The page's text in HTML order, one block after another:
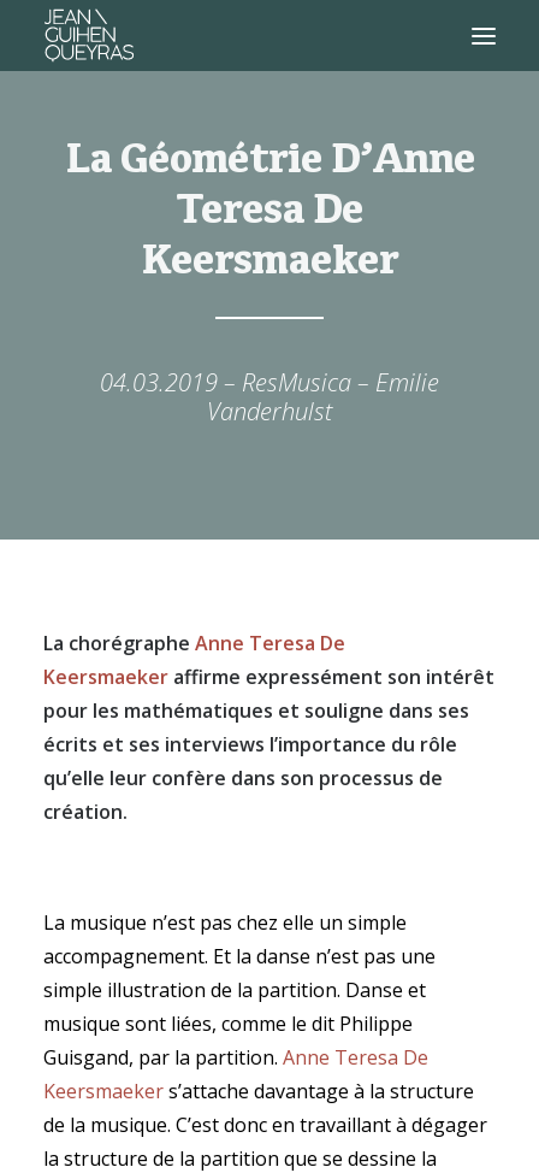
RECHERCHE
La Géométrie D’Anne
Teresa De
Keersmaeker
04.03.2019 – ResMusica – Emilie
Vanderhulst
La chorégraphe Anne Teresa De
Keersmaeker affirme expressément son intérêt
pour les mathématiques et souligne dans ses
écrits et ses interviews l’importance du rôle
qu’elle leur confère dans son processus de
création.
La musique n’est pas chez elle un simple
accompagnement. Et la danse n’est pas une
simple illustration de la partition. Danse et
musique sont liées, comme le dit Philippe
Guisgand, par la partition. Anne Teresa De
Keersmaekers’attache davantage à la structure
de la musique. C’est donc en travaillant à dégager
la structure de la partition que se dessine la